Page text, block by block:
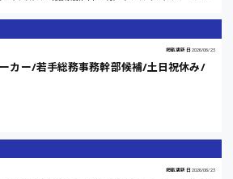
掲載更新日 2026/06/23
カー/若手総務事務幹部候補/土日祝休み/
掲載更新日 2026/06/23